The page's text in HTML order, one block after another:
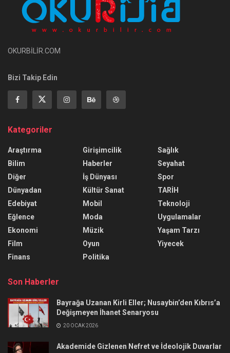
OKURBİLİR.COM
Bizi Takip Edin
Kategoriler
Araştırma
Bilim
Diğer
Dünyadan
Edebiyat
Eğlence
Ekonomi
Film
Finans
Girişimcilik
Haberler
İş Dünyası
Kültür Sanat
Mobil
Moda
Müzik
Oyun
Politika
Sağlık
Seyahat
Spor
TARİH
Teknoloji
Uygulamalar
Yaşam Tarzı
Yiyecek
Son Haberler
Bayrağa Uzanan Kirli Eller; Nusaybin’den Kıbrıs’a
Değişmeyen İhanet Senaryosu
20 OCAK 2026
Akademide Gizlenen Nefret ve İdeolojik Duvarlar